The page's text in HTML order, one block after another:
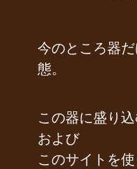
今のところ器
態。
この器に盛り
および
このサイトを